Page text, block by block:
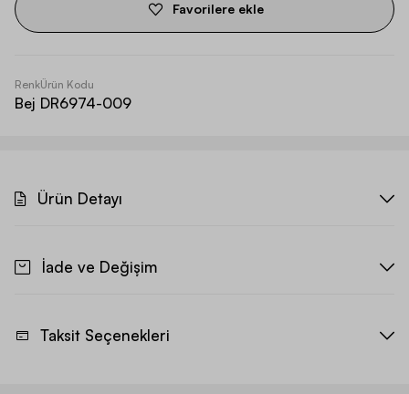
Favorilere ekle
Renk
Bej
Ürün Kodu
DR6974-009
Ürün Detayı
İade ve Değişim
Taksit Seçenekleri